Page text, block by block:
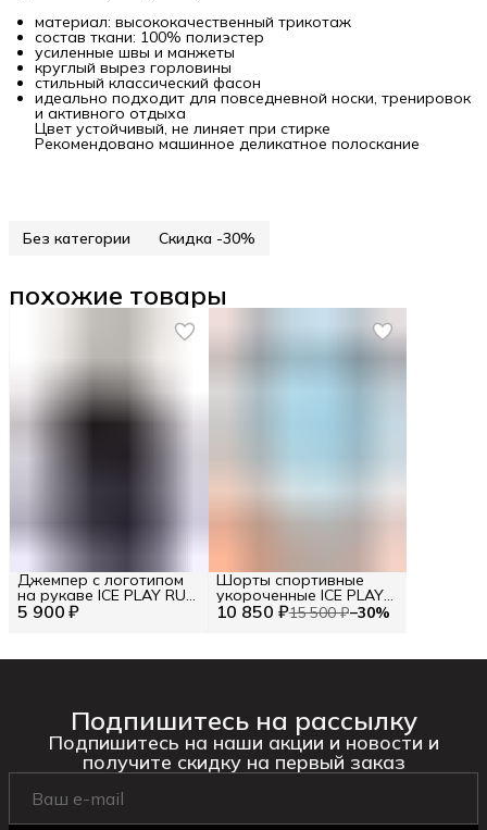
материал: высококачественный трикотаж
состав ткани: 100% полиэстер
усиленные швы и манжеты
круглый вырез горловины
стильный классический фасон
идеально подходит для повседневной носки, тренировок
и активного отдыха
Цвет устойчивый, не линяет при стирке
Рекомендовано машинное деликатное полоскание
Без категории Скидка -30%
похожие товары
5 900 ₽
Джемпер с логотипом
на рукаве ICE PLAY RU
56 / EU 54 / XXL 10 850 ₽15 500 ₽−30%
Шорты спортивные
укороченные ICE PLAY
RU 42 / EU 36 / XS
Подпишитесь на рассылку
Подпишитесь на наши акции и новости и
получите скидку на первый заказ